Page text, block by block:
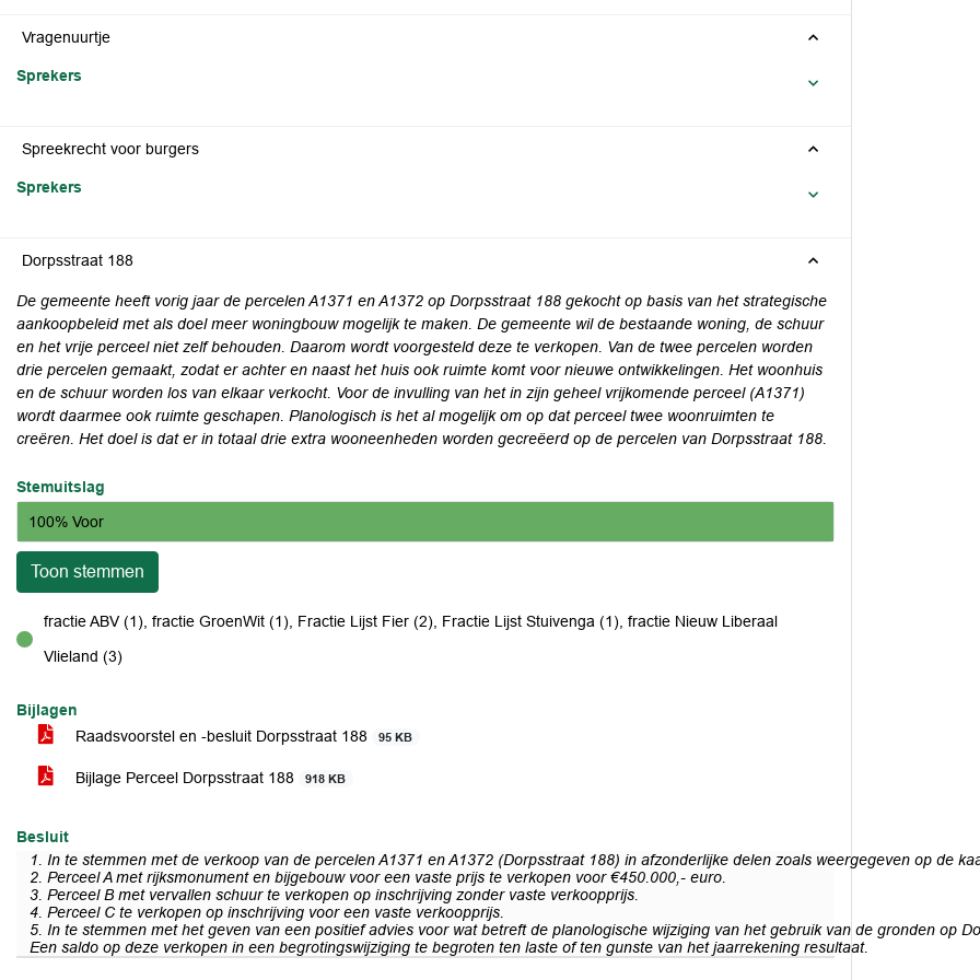
Vragenuurtje
Sprekers
Spreekrecht voor burgers
Sprekers
Dorpsstraat 188
De gemeente heeft vorig jaar de percelen A1371 en A1372 op Dorpsstraat 188 gekocht op basis van het strategische
aankoopbeleid met als doel meer woningbouw mogelijk te maken. De gemeente wil de bestaande woning, de schuur
en het vrije perceel niet zelf behouden. Daarom wordt voorgesteld deze te verkopen. Van de twee percelen worden
drie percelen gemaakt, zodat er achter en naast het huis ook ruimte komt voor nieuwe ontwikkelingen. Het woonhuis
en de schuur worden los van elkaar verkocht. Voor de invulling van het in zijn geheel vrijkomende perceel (A1371)
wordt daarmee ook ruimte geschapen. Planologisch is het al mogelijk om op dat perceel twee woonruimten te
creëren. Het doel is dat er in totaal drie extra wooneenheden worden gecreëerd op de percelen van Dorpsstraat 188.
Stemuitslag
100% Voor
Toon stemmen
voor
fractie ABV (1), fractie GroenWit (1), Fractie Lijst Fier (2), Fractie Lijst Stuivenga (1), fractie Nieuw Liberaal
Vlieland (3)
Bijlagen
Raadsvoorstel en -besluit Dorpsstraat 188
95 KB
Bijlage Perceel Dorpsstraat 188 918 KB
Besluit
1.
In te stemmen met de verkoop van de percelen A1371 en A1372 (Dorpsstraat 188) in afzonderlijke delen zoals weergegeven op de
2. Perceel A met rijksmonument en bijgebouw voor een vaste prijs te verkopen voor €450.000,- euro.
3. Perceel B met vervallen schuur te verkopen op inschrijving zonder vaste verkoopprijs.
4. Perceel C te verkopen op inschrijving voor een vaste verkoopprijs.
5. In te stemmen met het geven van een positief advies voor wat betreft de planologische wijziging van het gebruik van de gronden op
Een saldo op deze verkopen in een begrotingswijziging te begroten ten laste of ten gunste van het jaarrekening resultaat.